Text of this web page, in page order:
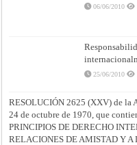
06/06/2010
25/06/2010
RESOLUCIÓN 2625 (XXV) de la
24 de octubre de 1970, que
PRINCIPIOS DE DERECHO
RELACIONES DE AMISTAD Y A